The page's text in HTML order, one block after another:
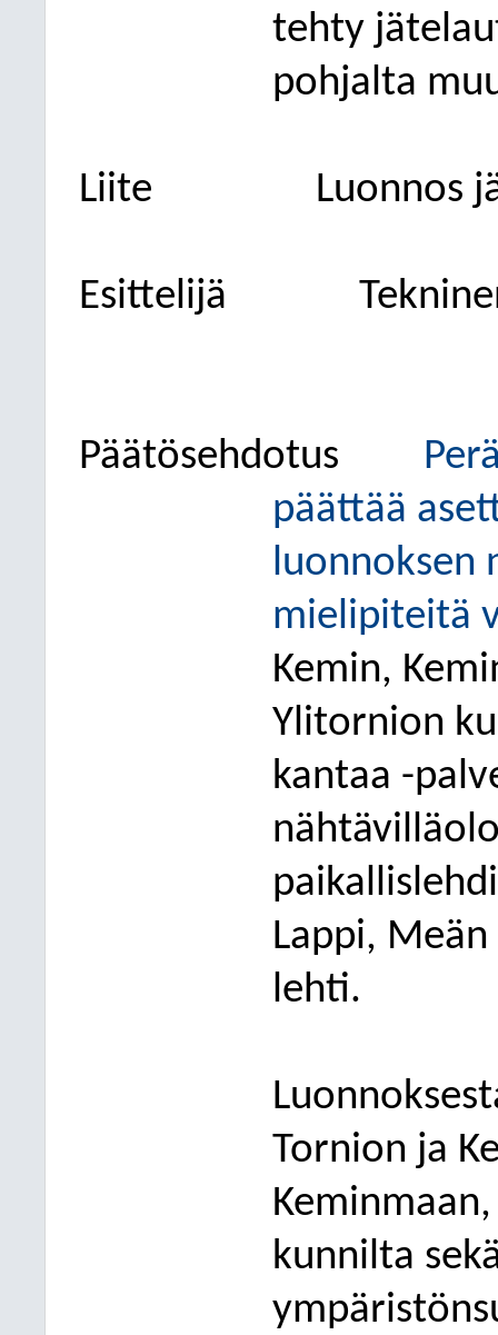
tehty
pohjalta
Liite Luonnos
Esittelijä
Päätösehdotus
päättää
luonnoksen
mielipiteitä
Kemin,
Ylitornion
kantaa -
Lappi,
lehti.
Tornion ja
kunnilta